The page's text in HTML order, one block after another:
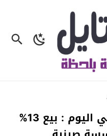
آخر أخبار مانشستر سيتي اليوم : بيع 13%